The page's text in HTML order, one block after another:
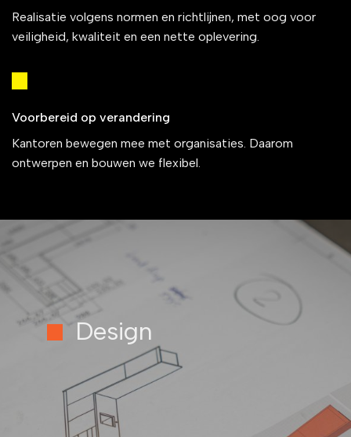
Realisatie volgens normen en richtlijnen, met oog voor
veiligheid, kwaliteit en een nette oplevering.
Voorbereid op verandering
Kantoren bewegen mee met organisaties. Daarom
ontwerpen en bouwen we flexibel.
Design